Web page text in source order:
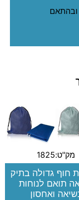
ובהתאם
מק"ט:1825
חוף גדולה בתיק
תואם לנוחות
ואחסון